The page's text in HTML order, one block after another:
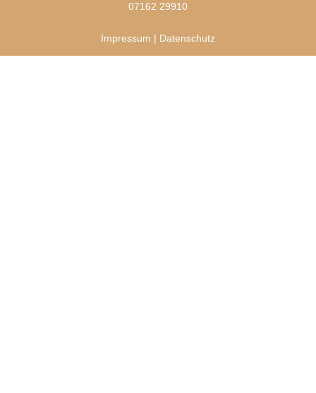
07162 29910
Impressum | Datenschutz